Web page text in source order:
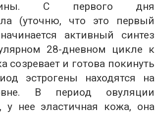
С первого дня
(уточню, что это первый
активный синтез
28-дневном цикле к
созревает и готова покинуть
эстрогены находятся на
В период овуляции
у нее эластичная кожа, она